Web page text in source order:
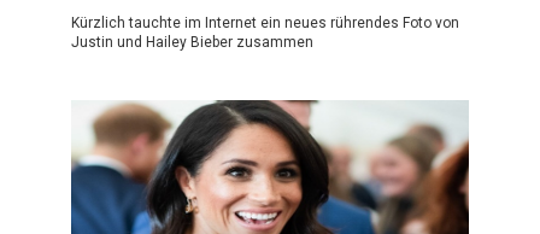
Kürzlich tauchte im Internet ein neues rührendes Foto von
Justin und Hailey Bieber zusammen